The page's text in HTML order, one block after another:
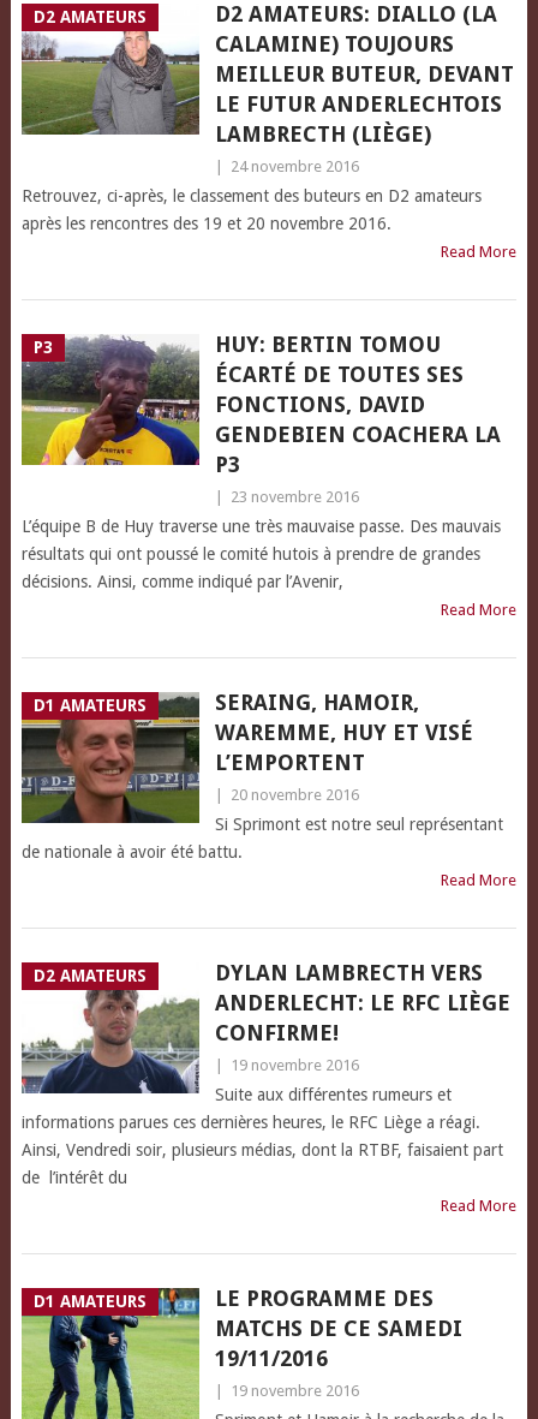
D2 AMATEURS
D2 AMATEURS: DIALLO (LA
CALAMINE) TOUJOURS
MEILLEUR BUTEUR, DEVANT
LE FUTUR ANDERLECHTOIS
LAMBRECTH (LIÈGE)
24 novembre 2016
Retrouvez, ci-après, le classement des buteurs en D2 amateurs
après les rencontres des 19 et 20 novembre 2016.
Read More
P3
HUY: BERTIN TOMOU
ÉCARTÉ DE TOUTES SES
FONCTIONS, DAVID
GENDEBIEN COACHERA LA
P3
23 novembre 2016
L’équipe B de Huy traverse une très mauvaise passe. Des mauvais
résultats qui ont poussé le comité hutois à prendre de grandes
décisions. Ainsi, comme indiqué par l’Avenir,
Read More
D1 AMATEURS
SERAING, HAMOIR,
WAREMME, HUY ET VISÉ
L’EMPORTENT
20 novembre 2016
Si Sprimont est notre seul représentant
de nationale à avoir été battu.
Read More
D2 AMATEURS
DYLAN LAMBRECTH VERS
ANDERLECHT: LE RFC LIÈGE
CONFIRME!
19 novembre 2016
Suite aux différentes rumeurs et
informations parues ces dernières heures, le RFC Liège a réagi.
Ainsi, Vendredi soir, plusieurs médias, dont la RTBF, faisaient part
de l’intérêt du
Read More
D1 AMATEURS
LE PROGRAMME DES
MATCHS DE CE SAMEDI
19/11/2016
19 novembre 2016